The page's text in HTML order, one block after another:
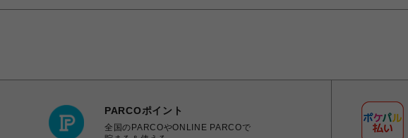
PARCOポイント
全国のPARCOやONLINE PARCOで